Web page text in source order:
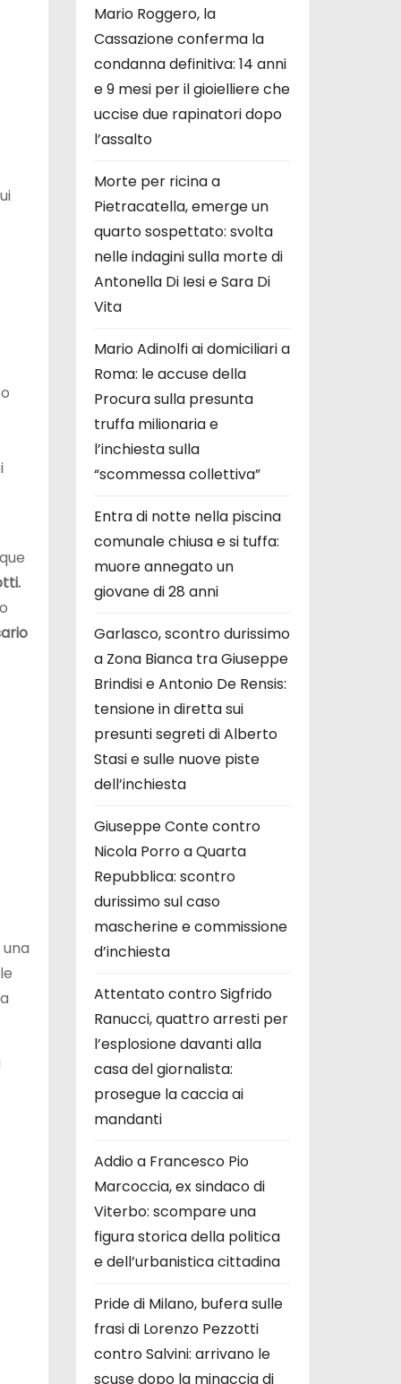
Mario Roggero, la
Cassazione conferma la
condanna definitiva: 14 anni
e 9 mesi per il gioielliere che
uccise due rapinatori dopo
l’assalto
Morte per ricina a
Pietracatella, emerge un
quarto sospettato: svolta
nelle indagini sulla morte di
Antonella Di Iesi e Sara Di
Vita
Mario Adinolfi ai domiciliari a
Roma: le accuse della
Procura sulla presunta
truffa milionaria e
l’inchiesta sulla
“scommessa collettiva”
Entra di notte nella piscina
comunale chiusa e si tuffa:
muore annegato un
giovane di 28 anni
Garlasco, scontro durissimo
a Zona Bianca tra Giuseppe
Brindisi e Antonio De Rensis:
tensione in diretta sui
presunti segreti di Alberto
Stasi e sulle nuove piste
dell’inchiesta
Giuseppe Conte contro
Nicola Porro a Quarta
Repubblica: scontro
durissimo sul caso
mascherine e commissione
d’inchiesta
Attentato contro Sigfrido
Ranucci, quattro arresti per
l’esplosione davanti alla
casa del giornalista:
prosegue la caccia ai
mandanti
Addio a Francesco Pio
Marcoccia, ex sindaco di
Viterbo: scompare una
figura storica della politica
e dell’urbanistica cittadina
Pride di Milano, bufera sulle
frasi di Lorenzo Pezzotti
contro Salvini: arrivano le
scuse dopo la minaccia di